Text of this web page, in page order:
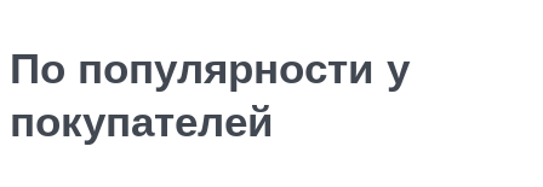
По популярности у
покупателей